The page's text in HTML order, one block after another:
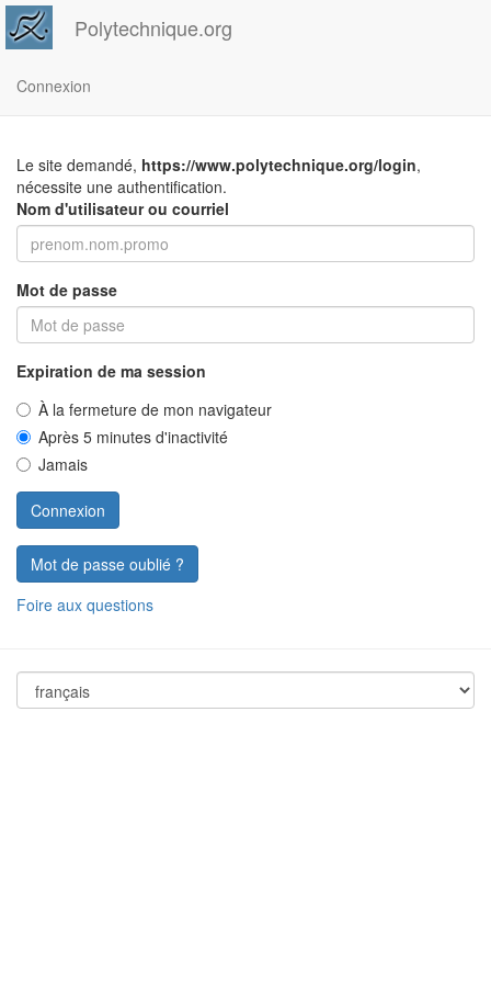
Polytechnique.org
Connexion
Le site demandé, https://www.polytechnique.org/login,
nécessite une authentification.
Nom d'utilisateur ou courriel
Mot de passe
Expiration de ma session
À la fermeture de mon navigateur
Après 5 minutes d'inactivité
Jamais
Mot de passe oublié ?
Foire aux questions